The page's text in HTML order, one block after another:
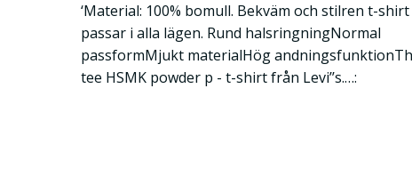
‘Material: 100% bomull. Bekväm och stilren t-
passar i alla lägen. Rund halsringningNormal
passformMjukt materialHög
tee HSMK powder p - t-shirt från Levi’’s.…: